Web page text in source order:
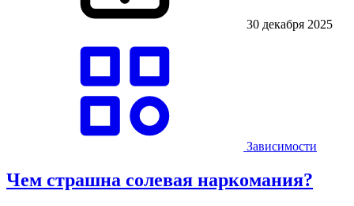
30 декабря 2025
Зависимости
Чем страшна солевая наркомания?